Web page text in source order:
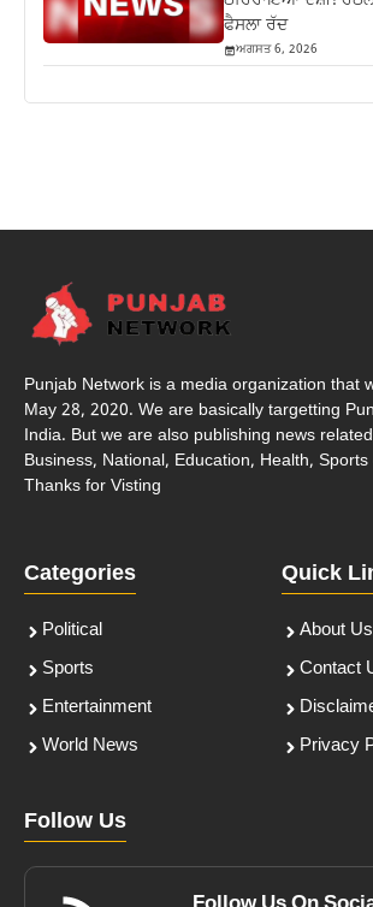
ਫੈਸਲਾ ਰੱਦ
ਅਗਸਤ 6, 2026
Punjab Network is a media organization that
May 28, 2020. We are basically targetting
India. But we are also publishing news
Business, National, Education, Health, Sports
Thanks for Visting
Categories
Political
Sports
Entertainment
World News
Quick
About Us
Contact
Privacy
Follow Us